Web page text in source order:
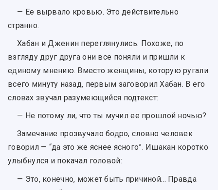
— Ее вырвало кровью. Это действительно
странно.
Хабан и Дженин переглянулись. Похоже, по
взгляду друг друга они все поняли и пришли к
единому мнению. Вместо женщины, которую ругали
всего минуту назад, первым заговорил Хабан. В его
словах звучал разумеющийся подтекст:
— Не потому ли, что ты мучил ее прошлой ночью?
Замечание прозвучало бодро, словно человек
говорил — “да это же яснее ясного”. Ишакан коротко
улыбнулся и покачал головой:
— Это, конечно, может быть причиной... Правда